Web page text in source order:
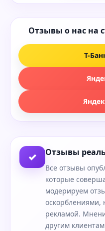
Отзывы о нас на
Т-
✓ Отзывы
Все отзывы
которые
модерируем
оскорблениями,
рекламой.
другим